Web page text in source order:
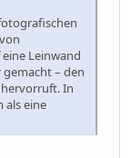
Leinwand
– den
In
als eine